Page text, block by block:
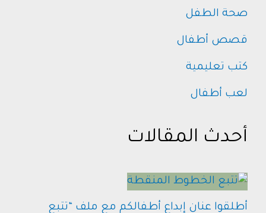
صحة الطفل
قصص أطفال
كتب تعليمية
لعب أطفال
أحدث المقالات
أطلقوا عنان إبداع أطفالكم مع ملف “تتبع